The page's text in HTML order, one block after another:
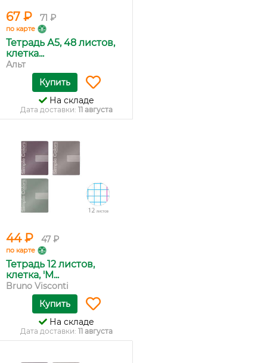
67 ₽ 71 ₽
по карте
Тетрадь А5, 48 листов,
клетка...
Альт
Купить
На складе
Дата доставки: 11 августа
44 ₽ 47 ₽
по карте
Тетрадь 12 листов,
клетка, 'M...
Bruno Visconti
Купить
На складе
Дата доставки: 11 августа